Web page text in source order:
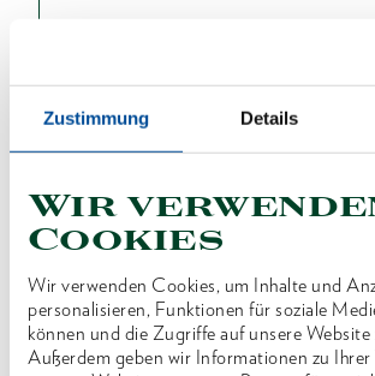
Zustimmung Details
Wir
Cookies
Wir verwenden Cookies, um Inhalte und
personalisieren, Funktionen für soziale
können und die Zugriffe auf unsere Website
Außerdem geben wir Informationen zu
HÄNDLER
Produktbeschreibung
Kunststoff
Extrem schlagfest und daher